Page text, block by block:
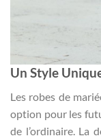
Un Style
Les robes de
option pour les
de l’ordinaire. La